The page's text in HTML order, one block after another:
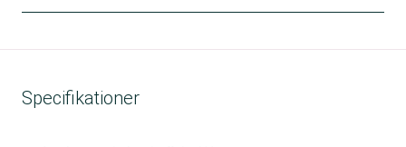
Specifikationer